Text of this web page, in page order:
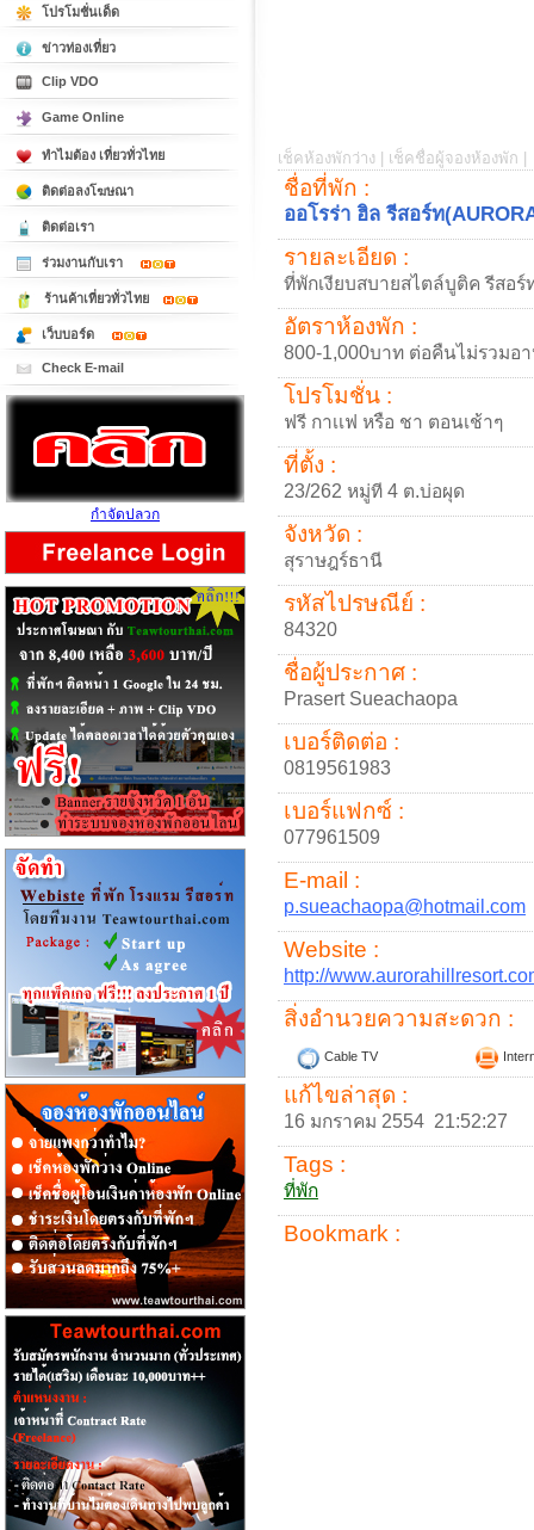
เช็คห้องพักว่าง | เช็คชื่อผู้จองห้องพัก |
ชื่อที่พัก :
ออโรร่า ฮิล รีสอร์ท
รายละเอียด :
ที่พักเงียบสบายสไตล์บูติค รีสอร์
อัตราห้องพัก :
800-1,000บาท ต่อคืนไม่รวมอา
โปรโมชั่น :
ฟรี กาเเฟ หรือ ชา ตอนเช้าๆ
ที่ตั้ง :
23/262 หมู่ที 4 ต.บ่อผุด
จังหวัด :
สุราษฎร์ธานี
รหัสไปรษณีย์ :
84320
ชื่อผู้ประกาศ :
Prasert Sueachaopa
เบอร์ติดต่อ :
0819561983
เบอร์แฟกซ์ :
077961509
E-mail :
p.sueachaopa@hotmail.com
Website :
http://
สิ่งอำนวยความสะดวก :
Cable TV
แก้ไขล่าสุด :
16 มกราคม 2554 21:52:27
Tags :
ที่พัก
Bookmark :
โปรโมชั่นเด็ด
ข่าวท่องเที่ยว
Clip VDO
Game Online
ทำไมต้อง เที่ยวทั่วไทย
ติดต่อลงโฆษณา
ติดต่อเรา
ร่วมงานกับเรา
ร้านค้าเที่ยวทั่วไทย
เว็บบอร์ด
Check E-mail
กำจัดปลวก